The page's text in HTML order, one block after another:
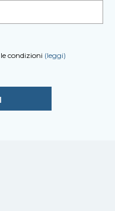
condizioni (leggi)